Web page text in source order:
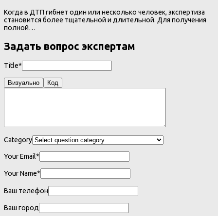
Когда в ДТП гибнет один или несколько человек, экспертиза
становится более тщательной и длительной. Для получения
полной…
Задать вопрос экспертам
Title*
Визуально Код
Category
Your Email*
Your Name*
Ваш телефон
Ваш город